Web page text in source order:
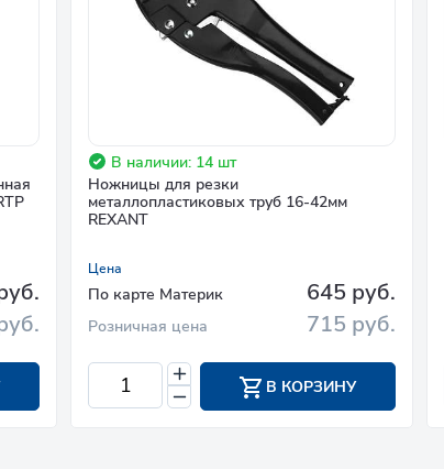
В наличии: 14 шт
Ножницы для резки
металлопластиковых труб 16-42мм
REXANT
Цена
По карте Материк 645 руб.
Розничная цена 715 руб.
В КОРЗИНУ